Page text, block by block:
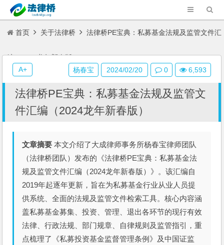
首页 关于法律桥 法律桥PE宝典：私募基金法规及监管文件汇
编（2024龙年新春版）
法律桥PE宝典：私募基金法规及监管文
件汇编（2024龙年新春版）
文章摘要 本文介绍了大成律师事务所杨春宝律师团队
（法律桥团队）发布的《法律桥PE宝典：私募基金法
规及监管文件汇编（2024龙年新春版）》。该汇编自
2019年起逐年更新，旨在为私募基金行业从业人员提
供系统、全面的法规及监管文件检索工具。核心内容涵
盖私募基金募集、投资、管理、退出各环节的现行有效
法律、行政法规、部门规章、自律规则及监管指引，重
点梳理了《私募投资基金监督管理条例》及中国证监
杨春宝 2024/02/20 0 6,593
A+